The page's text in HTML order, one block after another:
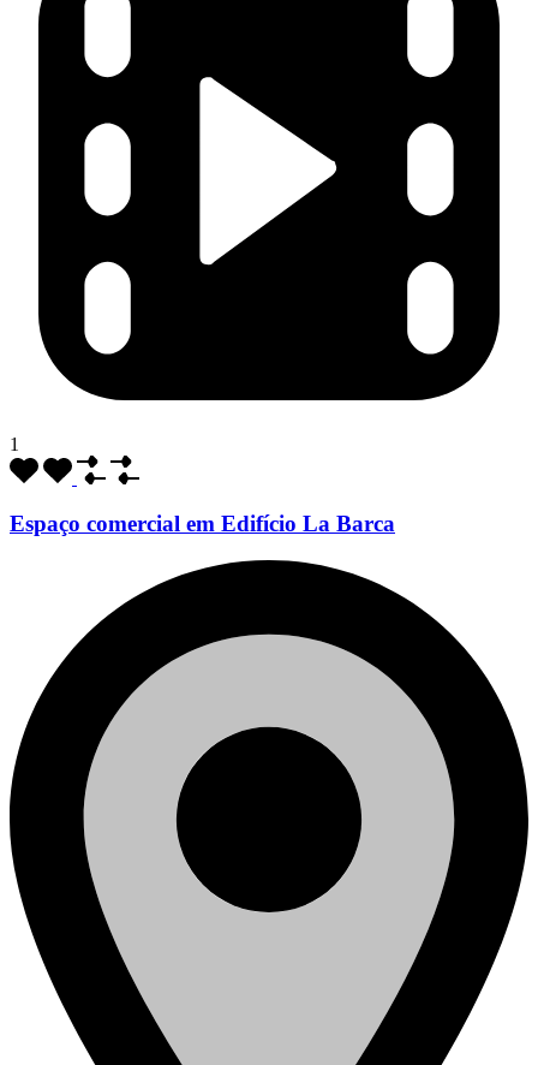
1
Espaço comercial em Edifício La Barca